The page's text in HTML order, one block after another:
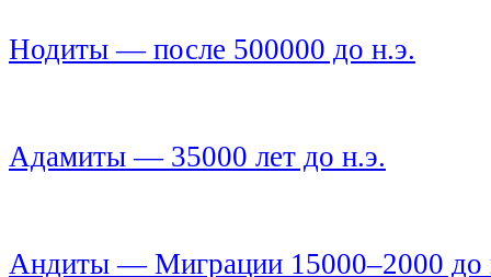
Нодиты — после 500000 до н.э.
Адамиты — 35000 лет до н.э.
Андиты — Миграции 15000–2000 до